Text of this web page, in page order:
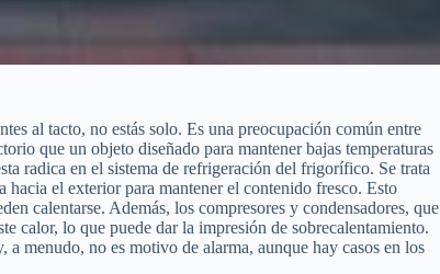
al tacto, no estás solo. Es una preocupación común entre
que un objeto diseñado para mantener bajas temperaturas
radica en el sistema de refrigeración del frigorífico. Se trata
el exterior para mantener el contenido fresco. Esto
calentarse. Además, los compresores y condensadores, que
calor, lo que puede dar la impresión de sobrecalentamiento.
menudo, no es motivo de alarma, aunque hay casos en los